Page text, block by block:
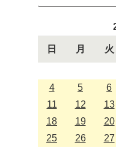
日 月 火
4
5 6
11
12 13
18
19 20
25
26 27